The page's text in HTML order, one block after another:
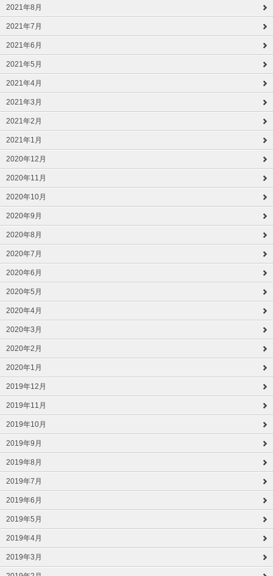
2021年8月
2021年7月
2021年6月
2021年5月
2021年4月
2021年3月
2021年2月
2021年1月
2020年12月
2020年11月
2020年10月
2020年9月
2020年8月
2020年7月
2020年6月
2020年5月
2020年4月
2020年3月
2020年2月
2020年1月
2019年12月
2019年11月
2019年10月
2019年9月
2019年8月
2019年7月
2019年6月
2019年5月
2019年4月
2019年3月